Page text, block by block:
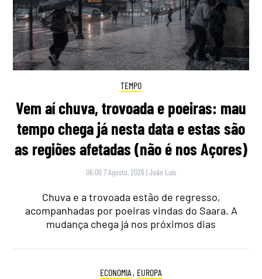
TEMPO
Vem aí chuva, trovoada e poeiras: mau
tempo chega já nesta data e estas são
as regiões afetadas (não é nos Açores)
06:00 7 Agosto, 2026 |João Luís
Chuva e a trovoada estão de regresso,
acompanhadas por poeiras vindas do Saara. A
mudança chega já nos próximos dias
ECONOMIA , EUROPA